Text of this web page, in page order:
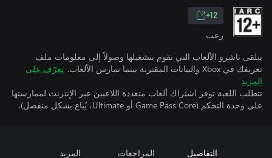
12+
رعب
يتلقى ناشرو الألعاب التي تقوم بتشغيلها وصولاً إلى معلومات ملف
تعريفك في Xbox والبيانات المقترنة بينما تمارس الألعاب.
تعرّف على
المزيد
تتطلب اللعبة توفر اشتراك ألعاب متعددة اللاعبين عبر الإنترنت لممارستها
على وحدة التحكم (Game Pass Core أو Ultimate، يُباع بشكل منفصل).
التفاصيل المراجعات المزيد